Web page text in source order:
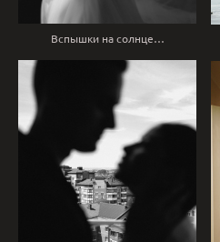
Вспышки на солнце…